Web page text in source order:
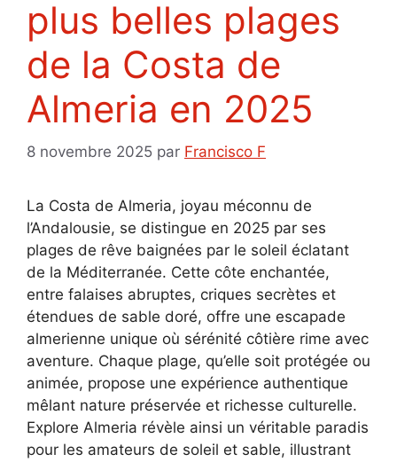
plus belles plages
de la Costa de
Almeria en 2025
8 novembre 2025 par Francisco F
La Costa de Almeria, joyau méconnu de
l’Andalousie, se distingue en 2025 par ses
plages de rêve baignées par le soleil éclatant
de la Méditerranée. Cette côte enchantée,
entre falaises abruptes, criques secrètes et
étendues de sable doré, offre une escapade
almerienne unique où sérénité côtière rime avec
aventure. Chaque plage, qu’elle soit protégée ou
animée, propose une expérience authentique
mêlant nature préservée et richesse culturelle.
Explore Almeria révèle ainsi un véritable paradis
pour les amateurs de soleil et sable, illustrant